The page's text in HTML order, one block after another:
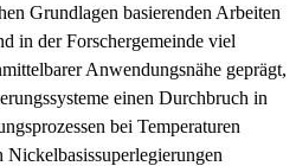
Grundlagen basierenden Arbeiten
in der Forschergemeinde viel
Anwendungsnähe geprägt,
einen Durchbruch in
bei Temperaturen
Nickelbasissuperlegierungen